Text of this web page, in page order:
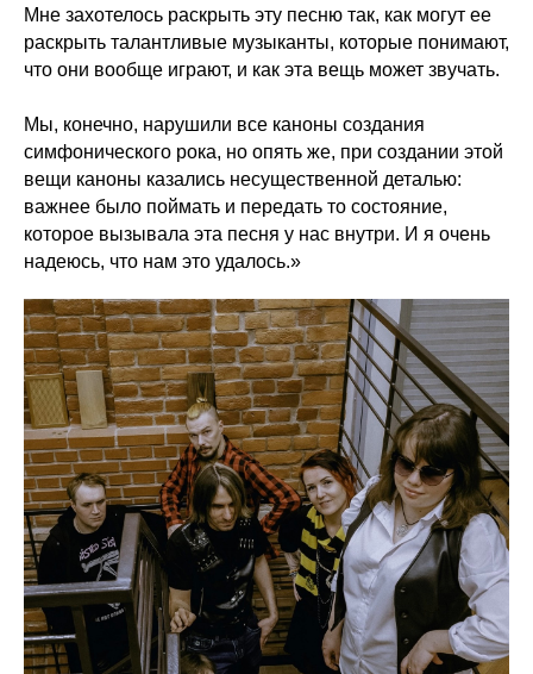
Мне захотелось раскрыть эту песню так, как могут ее
раскрыть талантливые музыканты, которые понимают,
что они вообще играют, и как эта вещь может звучать.
Мы, конечно, нарушили все каноны создания
симфонического рока, но опять же, при создании этой
вещи каноны казались несущественной деталью:
важнее было поймать и передать то состояние,
которое вызывала эта песня у нас внутри. И я очень
надеюсь, что нам это удалось.»